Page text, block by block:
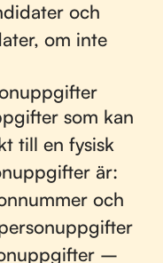
och
om inte
som kan
till en fysisk
är:
och
–